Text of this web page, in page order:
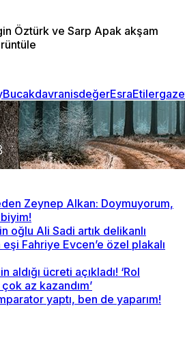
Öztürk ve Sarp Apak akşam
BucakdavranisdeğerEsraEtiler
Zeynep Alkan: Doymuyorum,
oğlu Ali Sadi artık delikanlı
Fahriye Evcen’e özel plakalı
aldığı ücreti açıkladı! ‘Rol
az kazandım’
yaptı, ben de yaparım!